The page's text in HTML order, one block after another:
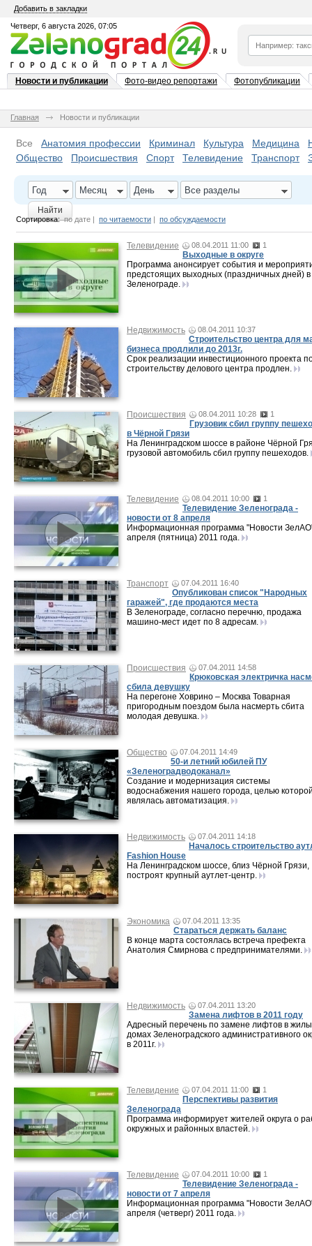
Добавить в закладки
Четверг, 6 августа 2026, 07:05
Новости и публикации Фото-видео репортажи Фотопубликации
Главная Новости и публикации
Все Анатомия профессии Криминал Культура Медицина
Общество
Происшествия Спорт Телевидение Транспорт
Год Месяц День Все разделы
Найти
Сортировка: по дате | по читаемости | по обсуждаемости
Телевидение 08.04.2011 11:00 1
Выходные в округе
Программа анонсирует события и
предстоящих выходных (праздничных дней) в
Зеленограде.
Недвижимость 08.04.2011 10:37
Строительство центра для
бизнеса продлили до 2013г.
Срок реализации инвестиционного проекта
строительству делового центра продлен.
Происшествия 08.04.2011 10:28 1
Грузовик сбил группу
в Чёрной Грязи
На Ленинградском шоссе в районе Чёрной
грузовой автомобиль сбил группу пешеходов.
Телевидение 08.04.2011 10:00 1
Телевидение Зеленограда -
новости от 8 апреля
Информационная программа "Новости
апреля (пятница) 2011 года.
Транспорт 07.04.2011 16:40
Опубликован список "Народных
гаражей", где продаются места
В Зеленограде, согласно перечню, продажа
машино-мест идет по 8 адресам.
Происшествия 07.04.2011 14:58
Крюковская электричка
сбила девушку
На перегоне Ховрино – Москва Товарная
пригородным поездом была насмерть сбита
молодая девушка.
Общество 07.04.2011 14:49
50-и летний юбилей ПУ
«Зеленоградводоканал»
Создание и модернизация системы
водоснабжения нашего города, целью
являлась автоматизация.
Недвижимость 07.04.2011 14:18
Началось строительство
Fashion House
На Ленинградском шоссе, близ Чёрной Грязи,
построят крупный аутлет-центр.
Экономика 07.04.2011 13:35
Стараться держать баланс
В конце марта состоялась встреча префекта
Анатолия Смирнова с предпринимателями.
Недвижимость 07.04.2011 13:20
Замена лифтов в 2011 году
Адресный перечень по замене лифтов в
домах Зеленоградского административного
в 2011г.
Телевидение 07.04.2011 11:00 1
Перспективы развития
Зеленограда
Программа информирует жителей округа о
окружных и районных властей.
Телевидение 07.04.2011 10:00 1
Телевидение Зеленограда -
новости от 7 апреля
Информационная программа "Новости
апреля (четверг) 2011 года.